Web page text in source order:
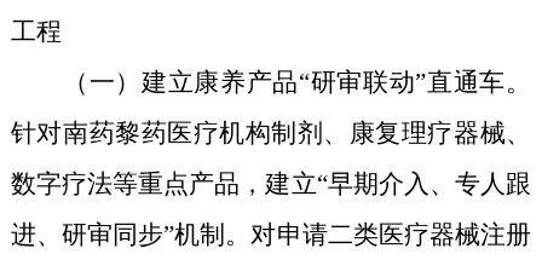
工程
（一）建立康养产品“研审联动”直通车。
针对南药黎药医疗机构制剂、康复理疗器械、
数字疗法等重点产品，建立“早期介入、专人跟
进、研审同步”机制。对申请二类医疗器械注册